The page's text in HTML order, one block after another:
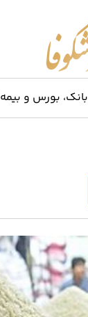
بانک، بورس و بیمه